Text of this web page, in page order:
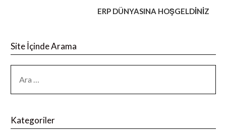
ERP DÜNYASINA HOŞGELDİNİZ
Site İçinde Arama
Kategoriler